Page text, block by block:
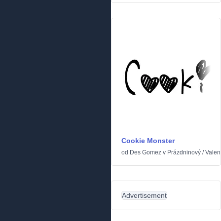
Cookie Monster
od Des Gomez v Prázdninový /
Advertisement